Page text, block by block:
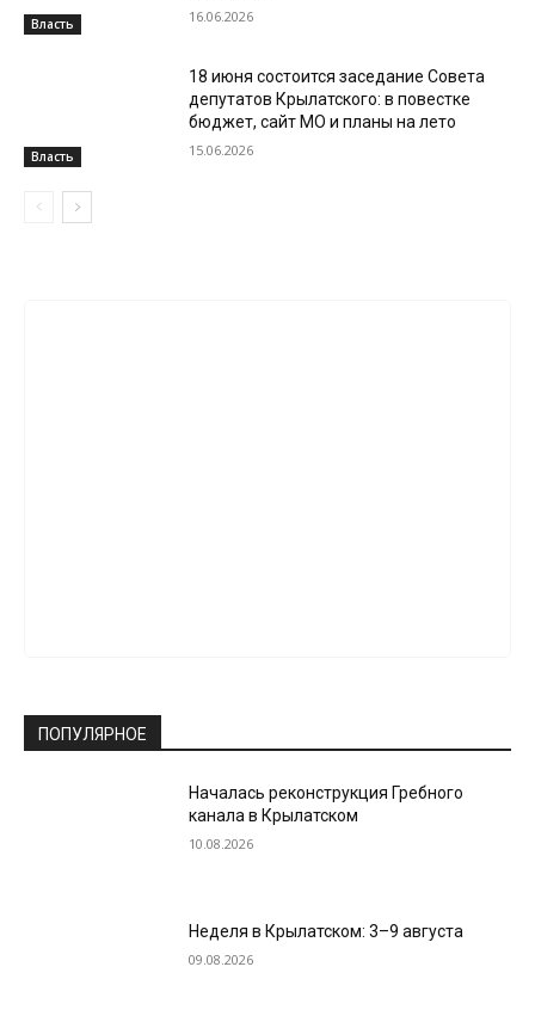
Власть 16.06.2026
Власть
18 июня состоится заседание Совета
депутатов Крылатского: в повестке
бюджет, сайт МО и планы на лето
15.06.2026
ПОПУЛЯРНОЕ
Началась реконструкция Гребного
канала в Крылатском
10.08.2026
Неделя в Крылатском: 3–9 августа
09.08.2026